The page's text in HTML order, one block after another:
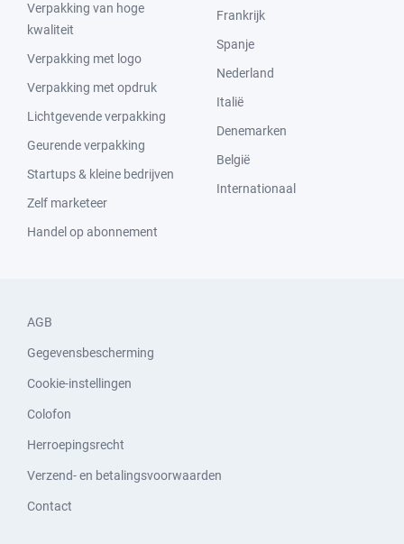
Verpakking van hoge
kwaliteit
Verpakking met logo
Verpakking met opdruk
Lichtgevende verpakking
Geurende verpakking
Startups & kleine bedrijven
Zelf marketeer
Handel op abonnement
Frankrijk
Spanje
Nederland
Italië
Denemarken
België
Internationaal
AGB
Gegevensbescherming
Cookie-instellingen
Colofon
Herroepingsrecht
Verzend- en betalingsvoorwaarden
Contact